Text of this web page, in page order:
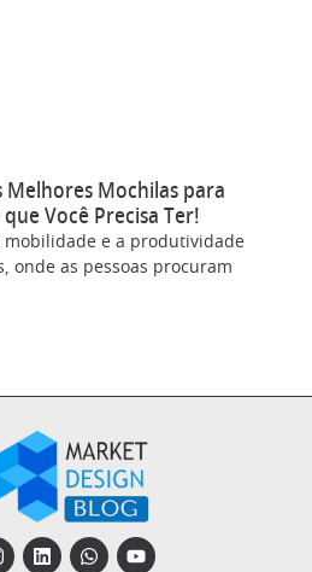
Melhores Mochilas para
Você Precisa Ter!
mobilidade e a produtividade
onde as pessoas procuram